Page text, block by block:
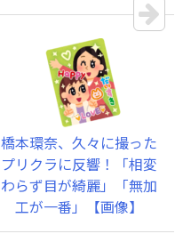
橋本環奈、久々に撮った
プリクラに反響！「相変
わらず目が綺麗」「無加
工が一番」【画像】